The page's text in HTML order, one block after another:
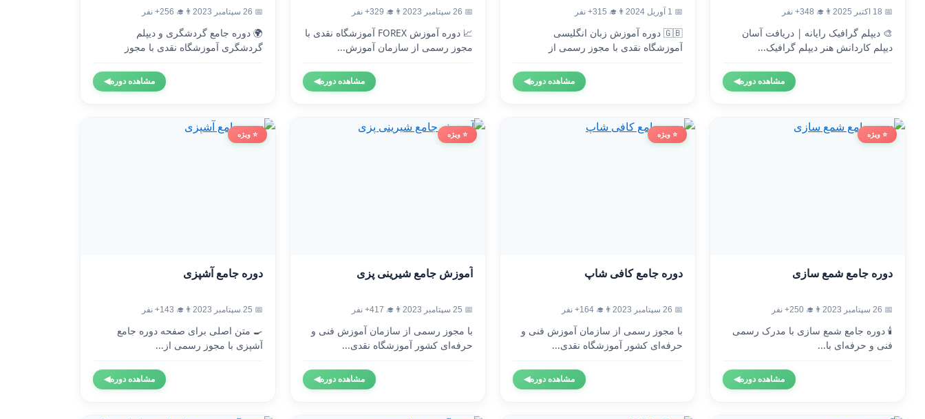
📅 18 اکتبر 2025 👨‍🎓 348+ نفر
🎨 دیپلم گرافیک رایانه | دریافت آسان
دیپلم کاردانش هنر دیپلم گرافیک...
مشاهده دوره◀
📅 1 آوریل 2024 👨‍🎓 315+ نفر
🇬🇧 دوره آموزش زبان انگلیسی
آموزشگاه نقدی با مجوز رسمی از
مشاهده دوره◀
📅 26 سپتامبر 2023 👨‍🎓 329+ نفر
📈 دوره آموزش FOREX آموزشگاه نقدی با
مجوز رسمی از سازمان آموزش...
مشاهده دوره◀
📅 26 سپتامبر 2023 👨‍🎓 256+ نفر
🌍 دوره جامع گردشگری و دیپلم
گردشگری آموزشگاه نقدی با مجوز
مشاهده دوره◀
⭐ ویژه
دوره جامع شمع سازی
📅 26 سپتامبر 2023 👨‍🎓 250+ نفر
🕯️ دوره جامع شمع سازی با مدرک رسمی
فنی و حرفه‌ای با...
مشاهده دوره◀
⭐ ویژه
دوره جامع کافی شاپ
📅 26 سپتامبر 2023 👨‍🎓 164+ نفر
با مجوز رسمی از سازمان آموزش فنی و
حرفه‌ای کشور آموزشگاه نقدی...
مشاهده دوره◀
⭐ ویژه
آموزش جامع شیرینی پزی
📅 25 سپتامبر 2023 👨‍🎓 417+ نفر
با مجوز رسمی از سازمان آموزش فنی و
حرفه‌ای کشور آموزشگاه نقدی...
مشاهده دوره◀
⭐ ویژه
دوره جامع آشپزی
📅 25 سپتامبر 2023 👨‍🎓 143+ نفر
🍳 متن اصلی برای صفحه دوره جامع
آشپزی با مجوز رسمی از...
مشاهده دوره◀